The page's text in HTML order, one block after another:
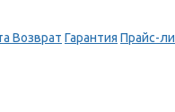
Возврат Гарантия Прайс-